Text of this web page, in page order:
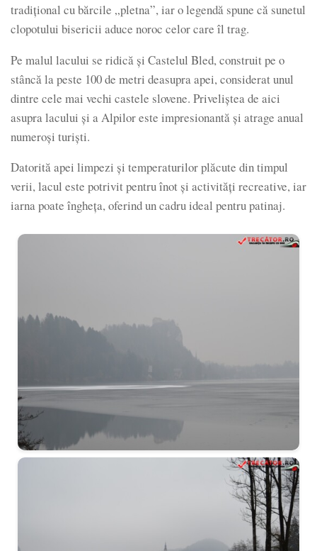
tradițional cu bărcile „pletna”, iar o legendă spune că sunetul
clopotului bisericii aduce noroc celor care îl trag.
Pe malul lacului se ridică și Castelul Bled, construit pe o
stâncă la peste 100 de metri deasupra apei, considerat unul
dintre cele mai vechi castele slovene. Priveliștea de aici
asupra lacului și a Alpilor este impresionantă și atrage anual
numeroși turiști.
Datorită apei limpezi și temperaturilor plăcute din timpul
verii, lacul este potrivit pentru înot și activități recreative, iar
iarna poate îngheța, oferind un cadru ideal pentru patinaj.